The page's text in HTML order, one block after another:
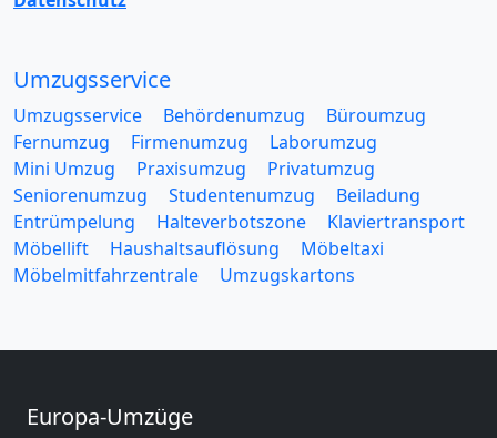
Umzugsservice
Umzugsservice Behördenumzug
Büroumzug
Fernumzug
Firmenumzug
Laborumzug
Mini Umzug
Praxisumzug
Privatumzug
Seniorenumzug
Studentenumzug
Beiladung
Entrümpelung
Halteverbotszone
Klaviertransport
Möbellift
Haushaltsauflösung
Möbeltaxi
Möbelmitfahrzentrale
Umzugskartons
Europa-Umzüge